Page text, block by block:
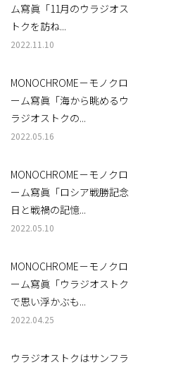
ム寫眞「11月のウラジオス
トクを訪ね...
2022.11.10
MONOCHROME－モノクロ
ーム寫眞「海から眺めるウ
ラジオストクの...
2022.05.16
MONOCHROME－モノクロ
ーム寫眞「ロシア戦勝記念
日と戦禍の記憶...
2022.05.10
MONOCHROME－モノクロ
ーム寫眞「ウラジオストク
で思い浮かぶも...
2022.04.25
ウラジオストクはサンフラ